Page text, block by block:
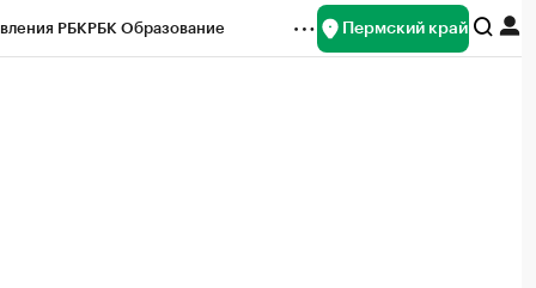
РБКРБК Образование Пермский край